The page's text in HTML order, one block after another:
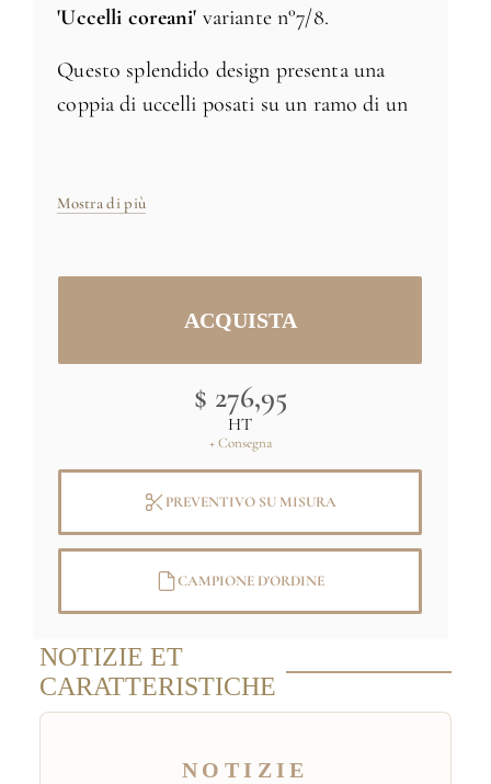
'Uccelli coreani' variante n°7/8.
Questo splendido design presenta una
coppia di uccelli posati su un ramo di un
Dimensioni: 158 x 91,4 cm
Prodotto in Francia
Credit:(C) MNAAG, Paris, Dist.
GrandPalaisRmn / Thierry Ollivier
Mostra di più
$ 276,95
HT
+ Consegna
PREVENTIVO SU MISURA
CAMPIONE D'ORDINE
NOTIZIE ET
CARATTERISTICHE
NOTIZIE